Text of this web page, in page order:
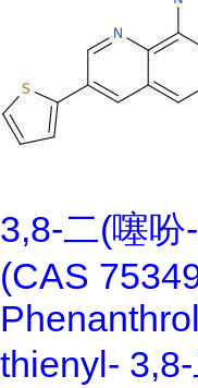
3,8-二(噻
(CAS
thienyl-